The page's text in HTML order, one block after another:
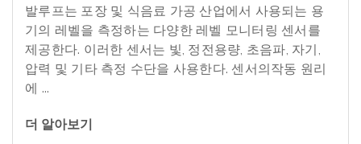
발루프는 포장 및 식음료 가공 산업에서 사용되는 용
기의 레벨을 측정하는 다양한 레벨 모니터링 센서를
제공한다. 이러한 센서는 빛, 정전용량, 초음파, 자기 ,
압력 및 기타 측정 수단을 사용한다. 센서의작동 원리
에 ...
더 알아보기